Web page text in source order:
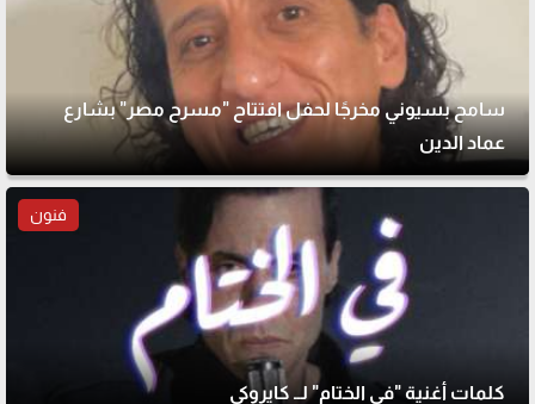
سامح بسيوني مخرجًا لحفل افتتاح "مسرح مصر" بشارع
عماد الدين
فنون
كلمات أغنية "في الختام" لــ كايروكي